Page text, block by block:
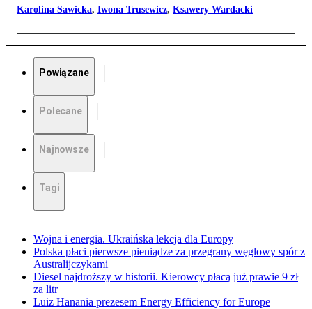
Karolina Sawicka, Iwona Trusewicz, Ksawery Wardacki
Powiązane
Polecane
Najnowsze
Tagi
Wojna i energia. Ukraińska lekcja dla Europy
Polska płaci pierwsze pieniądze za przegrany węglowy spór z
Australijczykami
Diesel najdroższy w historii. Kierowcy płacą już prawie 9 zł
za litr
Luiz Hanania prezesem Energy Efficiency for Europe